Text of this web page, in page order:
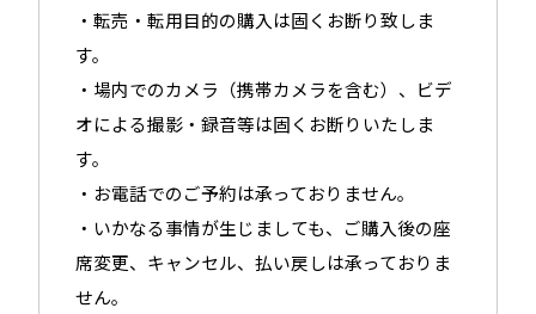
・転売・転用目的の購入は固くお断り致しま
す。
・場内でのカメラ（携帯カメラを含む）、ビデ
オによる撮影・録音等は固くお断りいたしま
す。
・お電話でのご予約は承っておりません。
・いかなる事情が生じましても、ご購入後の座
席変更、キャンセル、払い戻しは承っておりま
せん。